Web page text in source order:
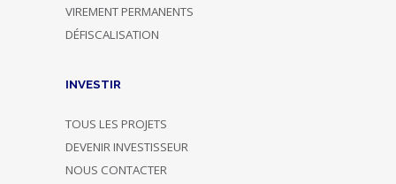
VIREMENT PERMANENTS
DÉFISCALISATION
INVESTIR
TOUS LES PROJETS
DEVENIR INVESTISSEUR
NOUS CONTACTER